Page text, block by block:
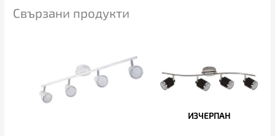
Свързани продукти
ИЗЧЕРПАН